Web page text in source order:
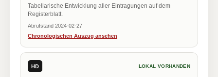
Tabellarische Entwicklung aller Eintragungen auf dem
Registerblatt.
Abrufstand 2024-02-27
Chronologischen Auszug ansehen
HD LOKAL VORHANDEN